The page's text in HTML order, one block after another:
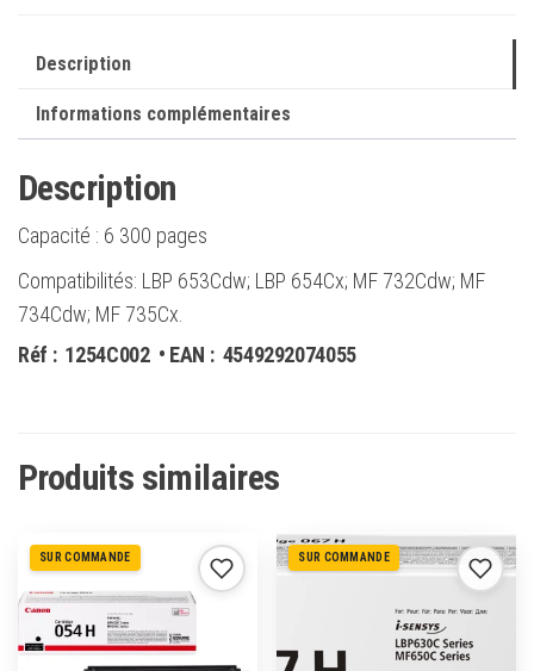
1254C002
Description
Informations complémentaires
Description
Capacité : 6 300 pages
Compatibilités: LBP 653Cdw; LBP 654Cx; MF 732Cdw; MF
734Cdw; MF 735Cx.
Réf : 1254C002 • EAN : 4549292074055
Produits similaires
SUR COMMANDE SUR COMMANDE